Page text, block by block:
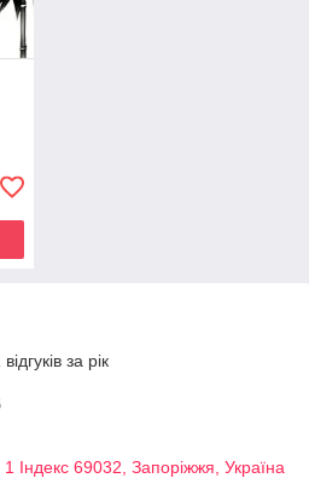
за рік
Індекс 69032, Запоріжжя, Україна